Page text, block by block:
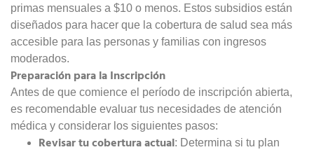
primas mensuales a $10 o menos. Estos subsidios están
diseñados para hacer que la cobertura de salud sea más
accesible para las personas y familias con ingresos
moderados.
Preparación para la Inscripción
Antes de que comience el período de inscripción abierta,
es recomendable evaluar tus necesidades de atención
médica y considerar los siguientes pasos:
Revisar tu cobertura actual: Determina si tu plan